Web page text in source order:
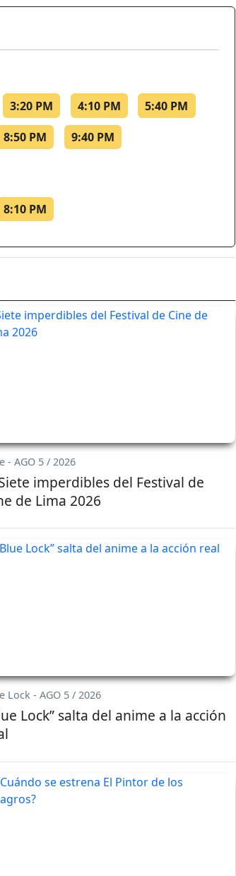
3:20 PM 4:10 PM 5:40 PM
8:50 PM 9:40 PM
8:10 PM
- AGO 5 / 2026
imperdibles del Festival de
de Lima 2026
Lock - AGO 5 / 2026
Lock” salta del anime a la acción